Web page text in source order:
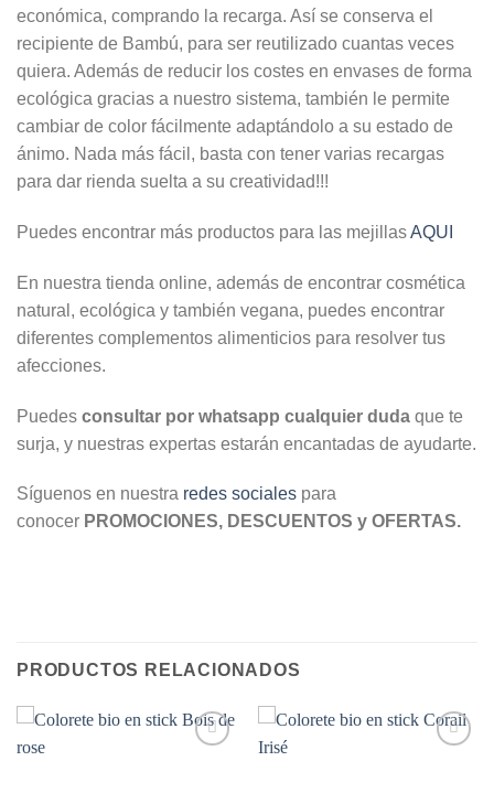
económica, comprando la recarga. Así se conserva el
recipiente de Bambú, para ser reutilizado cuantas veces
quiera. Además de reducir los costes en envases de forma
ecológica gracias a nuestro sistema, también le permite
cambiar de color fácilmente adaptándolo a su estado de
ánimo. Nada más fácil, basta con tener varias recargas
para dar rienda suelta a su creatividad!!!
Puedes encontrar más productos para las mejillasAQUI
En nuestra tienda online, además de encontrar cosmética
natural, ecológica y también vegana, puedes encontrar
diferentes complementos alimenticios para resolver tus
afecciones.
Puedes consultar por whatsapp cualquier duda que te
surja, y nuestras expertas estarán encantadas de ayudarte.
Síguenos en nuestra redes sociales para
conocer PROMOCIONES, DESCUENTOS y OFERTAS.
PRODUCTOS RELACIONADOS